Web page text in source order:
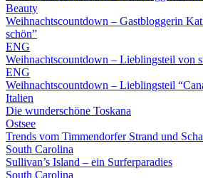
Beauty
Weihnachtscountdown – Gastbloggerin
schön”
ENG
Weihnachtscountdown – Lieblingsteil von
ENG
Weihnachtscountdown – Lieblingsteil
Italien
Die wunderschöne Toskana
Ostsee
Trends vom Timmendorfer Strand und
South Carolina
Sullivan’s Island – ein Surferparadies
South Carolina